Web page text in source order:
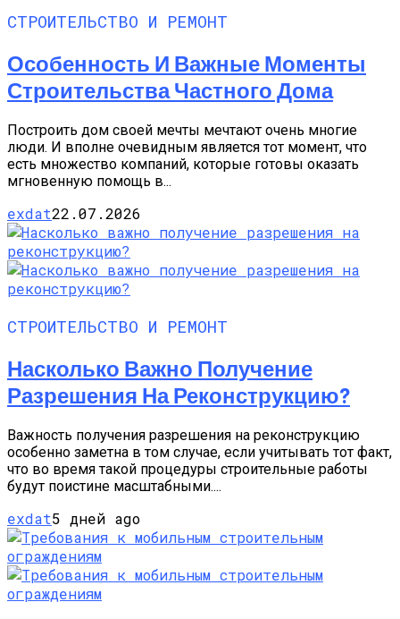
СТРОИТЕЛЬСТВО И РЕМОНТ
Особенность И Важные Моменты
Строительства Частного Дома
Построить дом своей мечты мечтают очень многие
люди. И вполне очевидным является тот момент, что
есть множество компаний, которые готовы оказать
мгновенную помощь в...
exdat22.07.2026
СТРОИТЕЛЬСТВО И РЕМОНТ
Насколько Важно Получение
Разрешения На Реконструкцию?
Важность получения разрешения на реконструкцию
особенно заметна в том случае, если учитывать тот факт,
что во время такой процедуры строительные работы
будут поистине масштабными....
exdat5 дней ago